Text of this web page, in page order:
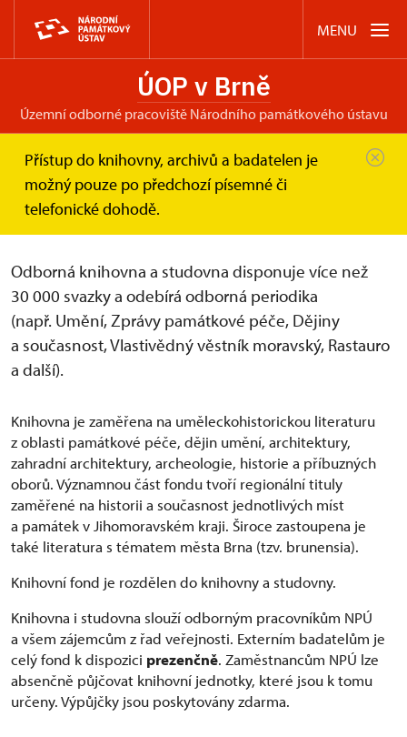
MENU
ÚOP v Brně
územní odborné pracoviště Národního památkového ústavu
Přístup do knihovny, archivů a badatelen je
možný pouze po předchozí písemné či
telefonické dohodě.
Úvod ÚOP v Brně Služby Knihovna
Odborná knihovna a studovna
Odborná knihovna a studovna disponuje více než
30 000 svazky a odebírá odborná periodika
(např. Umění, Zprávy památkové péče, Dějiny
a současnost, Vlastivědný věstník moravský, Rastauro
a další).
Knihovna je zaměřena na uměleckohistorickou literaturu
z oblasti památkové péče, dějin umění, architektury,
zahradní architektury, archeologie, historie a příbuzných
oborů. Významnou část fondu tvoří regionální tituly
zaměřené na historii a současnost jednotlivých míst
a památek v Jihomoravském kraji. Široce zastoupena je
také literatura s tématem města Brna (tzv. brunensia).
Knihovní fond je rozdělen do knihovny a studovny.
Knihovna i studovna slouží odborným pracovníkům NPÚ
a všem zájemcům z řad veřejnosti. Externím badatelům je
celý fond k dispozici prezenčně. Zaměstnancům NPÚ lze
absenčně půjčovat knihovní jednotky, které jsou k tomu
určeny. Výpůjčky jsou poskytovány zdarma.